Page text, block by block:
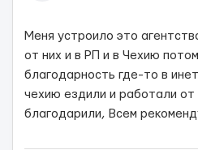
Меня устроило это
от них и в РП и в Чехию
благодарность где-то в
чехию ездили и работали от
благодарили, Всем